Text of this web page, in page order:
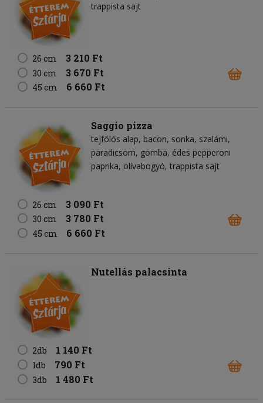
trappista sajt
26 cm 3 210 Ft
30 cm 3 670 Ft
45 cm 6 660 Ft
Saggio pizza
tejfölös alap bacon sonka szalámi
paradicsom gomba édes pepperoni
paprika olívabogyó trappista sajt
26 cm 3 090 Ft
30 cm 3 780 Ft
45 cm 6 660 Ft
Nutellás palacsinta
2db 1 140 Ft
1db 790 Ft
3db 1 480 Ft